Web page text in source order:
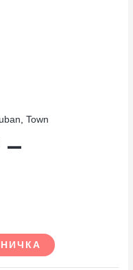
,Town
–